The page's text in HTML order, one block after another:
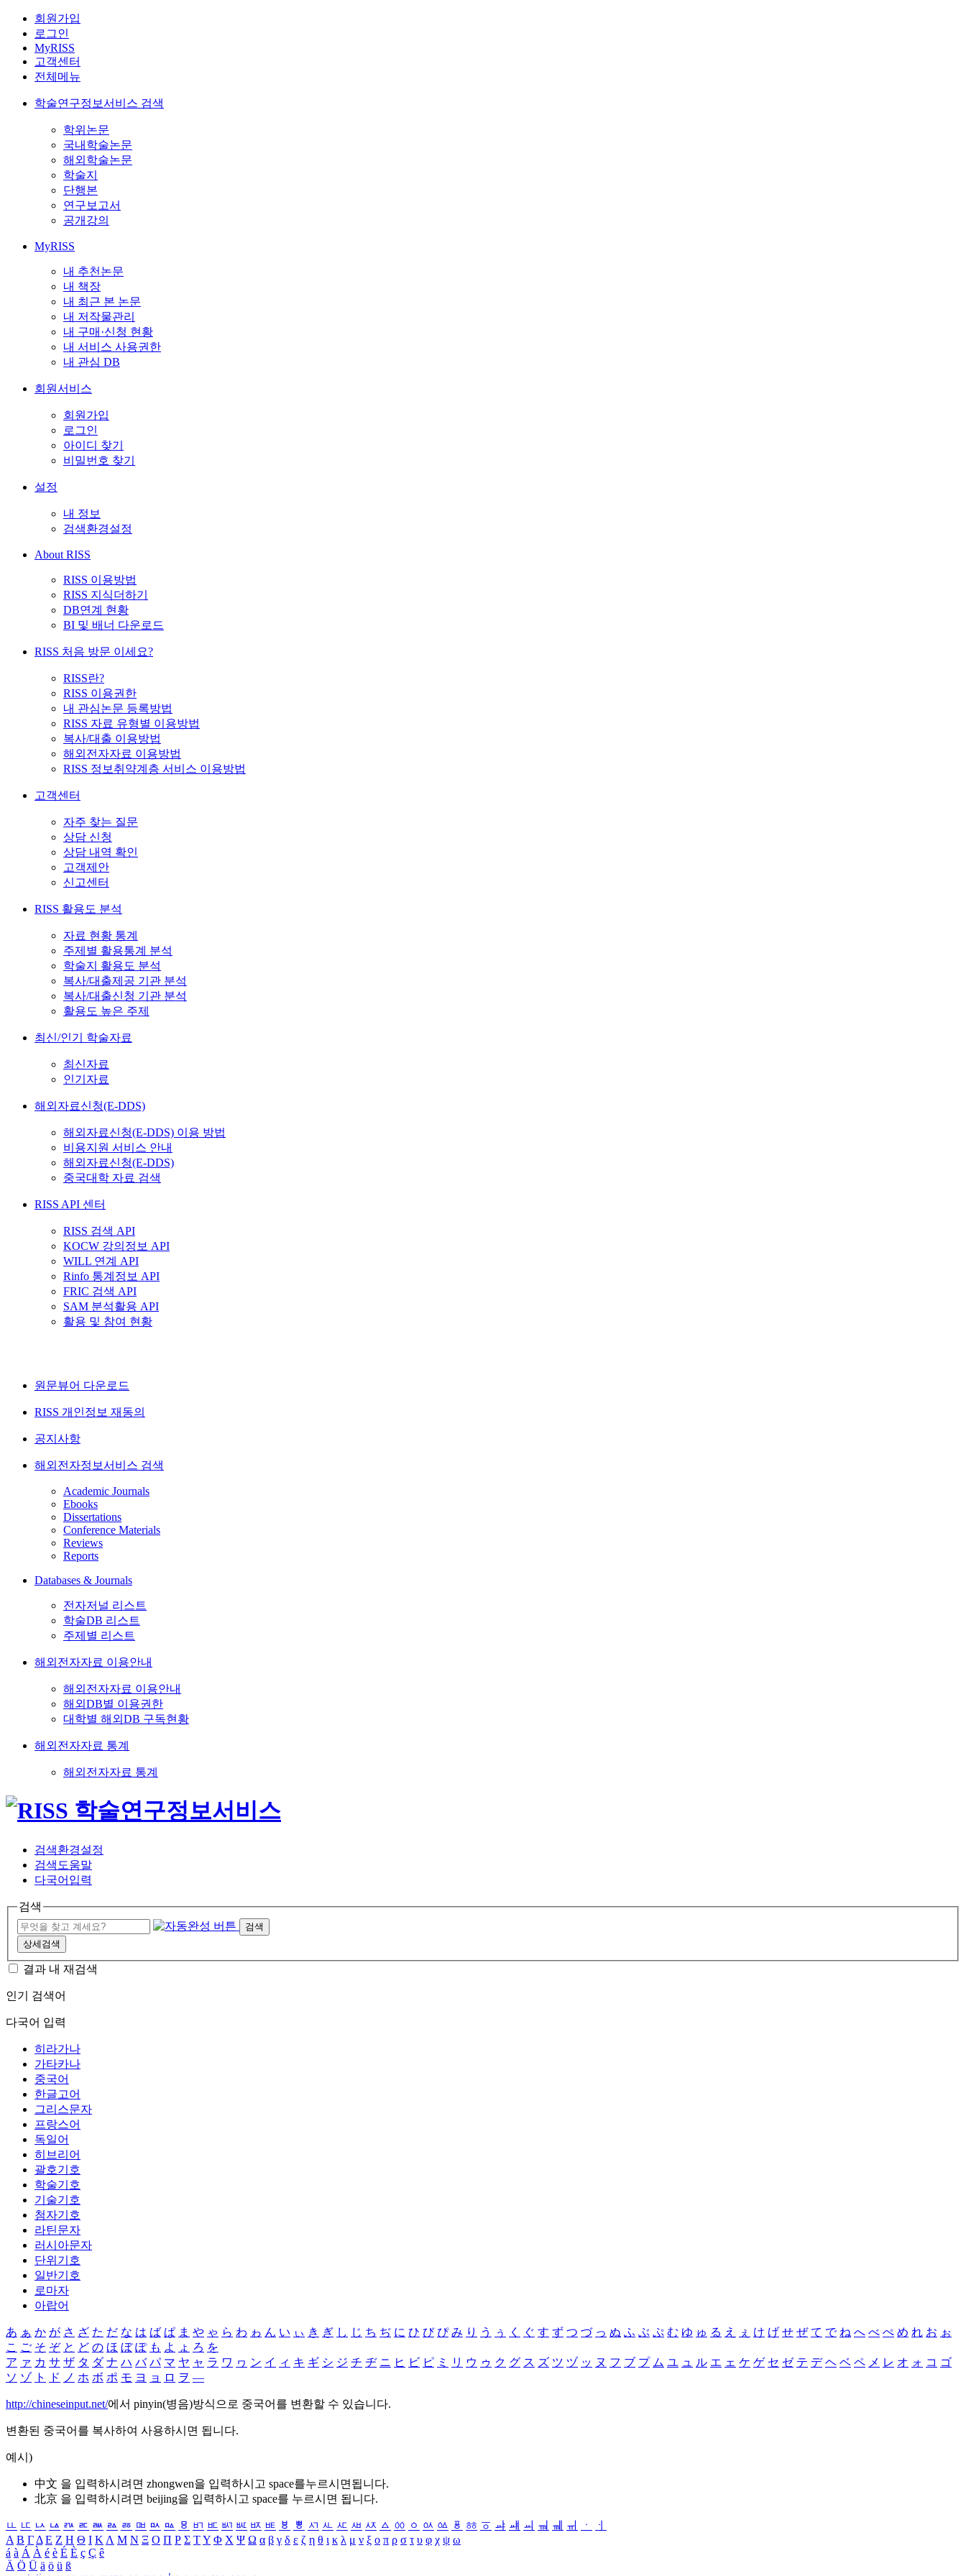
회원가입
로그인
MyRISS
고객센터
전체메뉴
학술연구정보서비스 검색
학위논문
국내학술논문
해외학술논문
학술지
단행본
연구보고서
공개강의
MyRISS
내 추천논문
내 책장
내 최근 본 논문
내 저작물관리
내 구매·신청 현황
내 서비스 사용권한
내 관심 DB
회원서비스
회원가입
로그인
아이디 찾기
비밀번호 찾기
설정
내 정보
검색환경설정
About RISS
RISS 이용방법
RISS 지식더하기
DB연계 현황
BI 및 배너 다운로드
RISS 처음 방문 이세요?
RISS란?
RISS 이용권한
내 관심논문 등록방법
RISS 자료 유형별 이용방법
복사/대출 이용방법
해외전자자료 이용방법
RISS 정보취약계층 서비스 이용방법
고객센터
자주 찾는 질문
상담 신청
상담 내역 확인
고객제안
신고센터
RISS 활용도 분석
자료 현황 통계
주제별 활용통계 분석
학술지 활용도 분석
복사/대출제공 기관 분석
복사/대출신청 기관 분석
활용도 높은 주제
최신/인기 학술자료
최신자료
인기자료
해외자료신청(E-DDS)
해외자료신청(E-DDS) 이용 방법
비용지원 서비스 안내
해외자료신청(E-DDS)
중국대학 자료 검색
RISS API 센터
RISS 검색 API
KOCW 강의정보 API
WILL 연계 API
Rinfo 통계정보 API
FRIC 검색 API
SAM 분석활용 API
활용 및 참여 현황
원문뷰어 다운로드
RISS 개인정보 재동의
공지사항
해외전자정보서비스 검색
Academic Journals
Ebooks
Dissertations
Conference Materials
Reviews
Reports
Databases & Journals
전자저널 리스트
학술DB 리스트
주제별 리스트
해외전자자료 이용안내
해외전자자료 이용안내
해외DB별 이용권한
대학별 해외DB 구독현황
해외전자자료 통계
해외전자자료 통계
검색환경설정
검색도움말
다국어입력
검색
검색
상세검색
결과 내 재검색
인기 검색어
다국어 입력
히라가나
가타카나
중국어
한글고어
그리스문자
프랑스어
독일어
히브리어
괄호기호
학술기호
기술기호
첨자기호
라틴문자
러시아문자
단위기호
일반기호
로마자
아랍어
あ ぁ か が さ ざ た だ な は ば ぱ ま や ゃ ら わ ゎ ん い ぃ き ぎ し じ ち ぢ に ひ び ぴ み り う ぅ く ぐ す ず つ づ っ ぬ ふ ぶ ぷ む ゆ ゅ る え ぇ け げ せ ぜ て で ね へ べ ぺ め れ お ぉ
こ ご そ ぞ と ど の ほ ぼ ぽ も よ ょ ろ を
ア ァ カ サ ザ タ ダ ナ ハ バ パ マ ヤ ャ ラ ワ ヮ ン イ ィ キ ギ シ ジ チ ヂ ニ ヒ ビ ピ ミ リ ウ ゥ ク グ ス ズ ツ ヅ ッ ヌ フ ブ プ ム ユ ュ ル エ ェ ケ ゲ セ ゼ テ デ ヘ ベ ペ メ レ オ ォ コ ゴ
ソ ゾ ト ド ノ ホ ボ ポ モ ヨ ョ ロ ヲ ―
http://chineseinput.net/에서 pinyin(병음)방식으로 중국어를 변환할 수 있습니다.
변환된 중국어를 복사하여 사용하시면 됩니다.
예시)
中文 을 입력하시려면 zhongwen을 입력하시고 space를누르시면됩니다.
北京 을 입력하시려면 beijing을 입력하시고 space를 누르시면 됩니다.
ㅥ ㅦ ㅧ ㅨ ㅩ ㅪ ㅫ ㅬ ㅭ ㅮ ㅯ ㅰ ㅱ ㅲ ㅳ ㅴ ㅵ ㅶ ㅷ ㅸ ㅹ ㅺ ㅻ ㅼ ㅽ ㅾ ㅿ ㆀ ㆁ ㆂ ㆃ ㆄ ㆅ ㆆ ㆇ ㆈ ㆉ ㆊ ㆋ ㆌ ㆍ
ㆎ
Α Β ΓΔ Ε Ζ Η Θ Ι ΚΛ Μ Ν Ξ Ο Π Ρ Σ ΤΥ Φ Χ Ψ Ω α β γ δ ε ζ η θ ι κ λ μ ν ξ ο π ρ σ τ υ φ χ ψ ω
á à Á À é è É È ç Ç ê
Ä Ö Ü ä ö ü ß